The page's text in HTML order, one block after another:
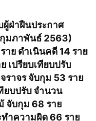
ฝ่าฝืนประกาศ
มภาพันธ์ 2563)
ย ดำเนินคดี 14 ราย
เปรียบเทียบปรับ
ราจร จับกุม 53 ราย
ยบปรับ จำนวน
จับกุม 68 ราย
ำความผิด 66 ราย